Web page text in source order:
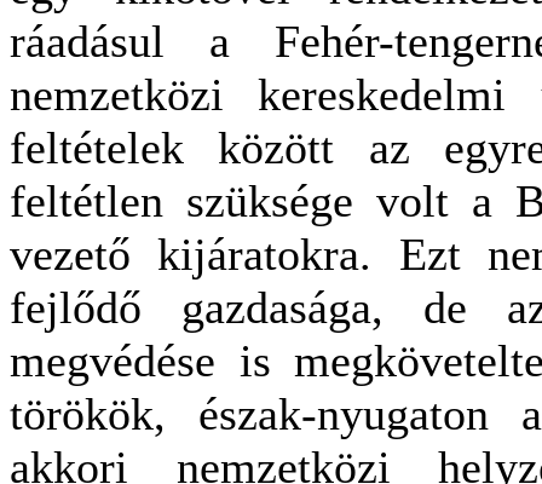
ráadásul a Fehér-
nemzetközi
feltételek között az
feltétlen szüksége volt a
vezető kijáratokra. Ezt
fejlődő gazdasága, de
megvédése is
törökök, észak-nyugaton
akkori nemzetközi